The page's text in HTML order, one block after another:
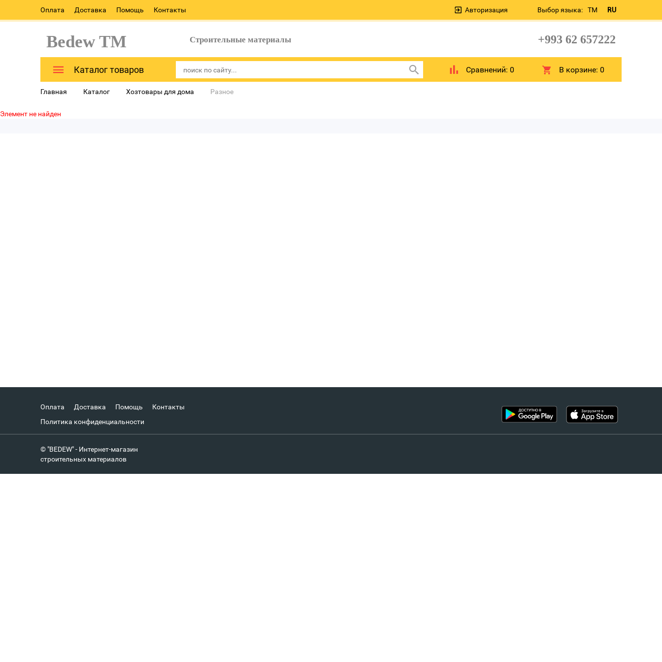
Оплата Доставка Помощь Контакты Выбор языка: TM RU
Авторизация
Bedew TM Строительные материалы +993 62 657222
Каталог товаров Сравнений: 0 В корзине:0
Главная Каталог Хозтовары для дома Разное
Элемент не найден
Оплата Доставка Помощь
Контакты
Политика конфиденциальности
© "BEDEW" - Интернет-магазин
строительных материалов